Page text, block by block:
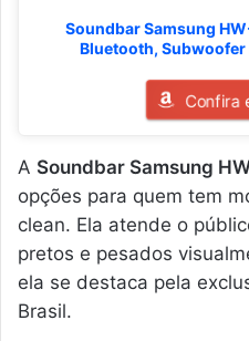
Soundbar Samsung
Bluetooth, Subwoofer
Confira
A Soundbar Samsung
opções para quem tem
clean. Ela atende o
pretos e pesados
ela se destaca pela
Brasil.